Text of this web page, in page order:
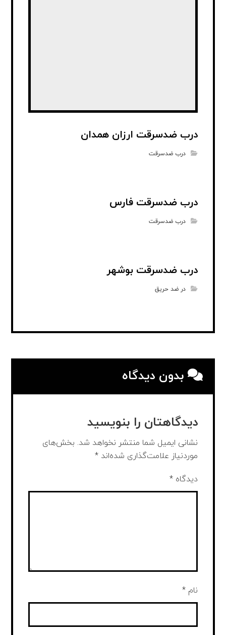
درب ضدسرقت ارزان همدان
درب ضدسرقت
درب ضدسرقت فارس
درب ضدسرقت
درب ضدسرقت بوشهر
در ضد حریق
بدون دیدگاه
دیدگاهتان را بنویسید
نشانی ایمیل شما منتشر نخواهد شد. بخش‌های
موردنیاز علامت‌گذاری شده‌اند*
دیدگاه*
نام*